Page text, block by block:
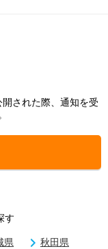
された際、通知を受
す
県
秋田県